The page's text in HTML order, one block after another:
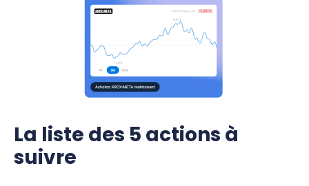
La liste des 5 actions à
suivre